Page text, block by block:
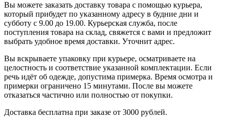
Вы можете заказать доставку товара с помощью курьера,
который прибудет по указанному адресу в будние дни и
субботу с 9.00 до 19.00. Курьерская служба, после
поступления товара на склад, свяжется с вами и предложит
выбрать удобное время доставки. Уточнит адрес.
Вы вскрываете упаковку при курьере, осматриваете на
целостность и соответствие указанной комплектации. Если
речь идёт об одежде, допустима примерка. Время осмотра и
примерки ограничено 15 минутами. После вы можете
отказаться частично или полностью от покупки.
Доставка бесплатна при заказе от 3000 рублей.